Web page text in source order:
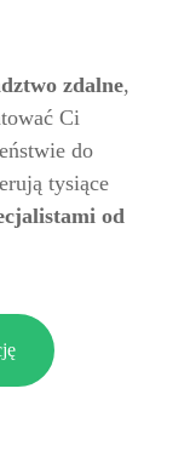
zdalne,
Ci
do
tysiące
od